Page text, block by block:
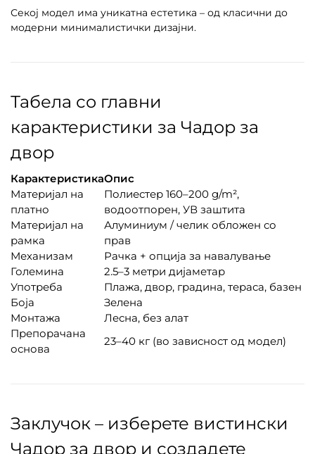
Секој модел има уникатна естетика – од класични до
модерни минималистички дизајни.
Табела со главни
карактеристики за Чадор за
двор
КарактеристикаОпис
Материјал на
платно
Полиестер 160–200 g/m²,
водоотпорен, УВ заштита
Материјал на
рамка
Алуминиум / челик обложен со
прав
Механизам
Рачка + опција за навалување
Големина
2.5–3 метри дијаметар
Употреба
Плажа, двор, градина, тераса, базен
Боја
Зелена
Монтажа
Лесна, без алат
Препорачана
основа
23–40 кг (во зависност од модел)
Заклучок – изберете вистински
Чадор за двор и создадете